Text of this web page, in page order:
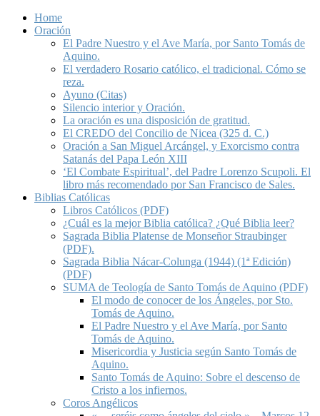
Home
Oración
El Padre Nuestro y el Ave María, por Santo Tomás de
Aquino.
El verdadero Rosario católico, el tradicional. Cómo se
reza.
Ayuno (Citas)
Silencio interior y Oración.
La oración es una disposición de gratitud.
El CREDO del Concilio de Nicea (325 d. C.)
Oración a San Miguel Arcángel, y Exorcismo contra
Satanás del Papa León XIII
‘El Combate Espiritual’, del Padre Lorenzo Scupoli. El
libro más recomendado por San Francisco de Sales.
Biblias Católicas
Libros Católicos (PDF)
¿Cuál es la mejor Biblia católica? ¿Qué Biblia leer?
Sagrada Biblia Platense de Monseñor Straubinger
(PDF).
Sagrada Biblia Nácar-Colunga (1944) (1ª Edición)
(PDF)
SUMA de Teología de Santo Tomás de Aquino (PDF)
El modo de conocer de los Ángeles, por Sto.
Tomás de Aquino.
El Padre Nuestro y el Ave María, por Santo
Tomás de Aquino.
Misericordia y Justicia según Santo Tomás de
Aquino.
Santo Tomás de Aquino: Sobre el descenso de
Cristo a los infiernos.
Coros Angélicos